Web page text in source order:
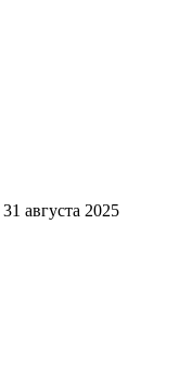
31 августа 2025